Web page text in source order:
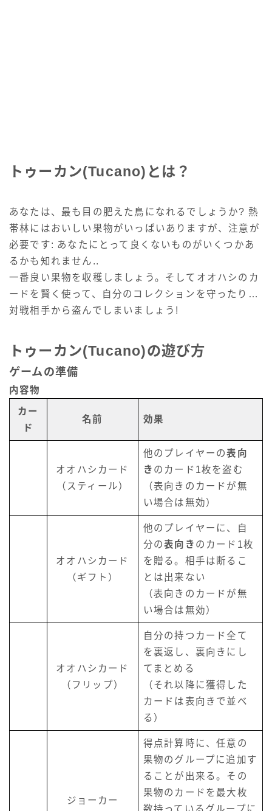
トゥーカン(Tucano)とは？
あなたは、最も目の肥えた鳥になれるでしょうか? 熱
帯林にはおいしい果物がいっぱいありますが、注意が
必要です: あなたにとって良くないものがいくつかあ
るかも知れません..
一番良い果物を収穫しましょう。そしてオオハシのカ
ードを賢く使って、自分のコレクションを守ったり…
対戦相手から盗んでしまいましょう!
トゥーカン(Tucano)の遊び方
ゲームの準備
内容物
カー
ド
名前 効果
オオハシカード
（スティール）
他のプレイヤーの表向
き のカード1枚を盗む
（表向きのカードが無
い場合は無効）
オオハシカード
（ギフト）
他のプレイヤーに、自
分の表向き のカード1枚
を贈る。相手は断るこ
とは出来ない
（表向きのカードが無
い場合は無効）
オオハシカード
（フリップ）
自分の持つカード全て
を裏返し、裏向きにし
てまとめる
（それ以降に獲得した
カードは表向きで並べ
る）
ジョーカー
得点計算時に、任意の
果物のグループに追加す
ることが出来る。その
果物のカードを最大枚